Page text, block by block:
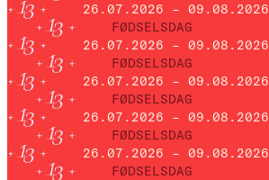
26.07.2026 – 09.08.2026
FØDSELSDAG
26.07.2026 – 09.08.2026
FØDSELSDAG
26.07.2026 – 09.08.2026
FØDSELSDAG
26.07.2026 – 09.08.2026
FØDSELSDAG
26.07.2026 – 09.08.2026
FØDSELSDAG